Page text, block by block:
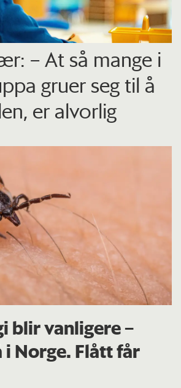
– At så mange i
gruer seg til å
er alvorlig
blir vanligere –
i Norge. Flått får